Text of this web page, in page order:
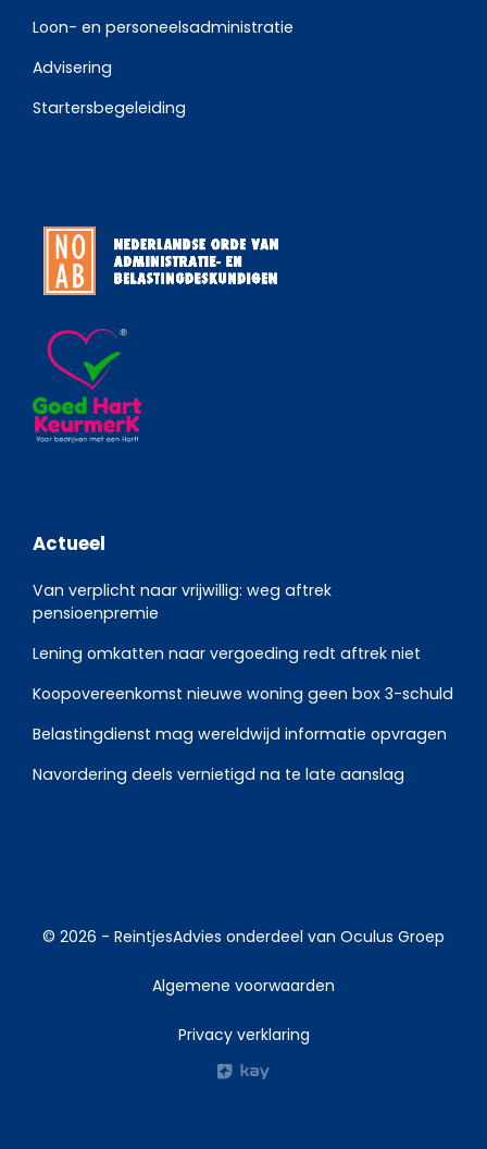
Loon- en personeelsadministratie
Advisering
Startersbegeleiding
Actueel
Van verplicht naar vrijwillig: weg aftrek
pensioenpremie
Lening omkatten naar vergoeding redt aftrek niet
Koopovereenkomst nieuwe woning geen box 3-schuld
Belastingdienst mag wereldwijd informatie opvragen
Navordering deels vernietigd na te late aanslag
© 2026 - ReintjesAdvies onderdeel van Oculus Groep
Algemene voorwaarden
Privacy verklaring